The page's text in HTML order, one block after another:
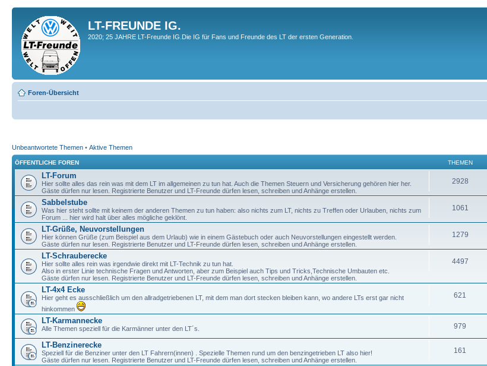
LT-FREUNDE IG.
2020; 25 JAHRE LT-Freunde IG.Die IG für Fans und Freunde des LT der ersten Generation.
Foren-Übersicht
Unbeantwortete Themen • Aktive Themen
ÖFFENTLICHE FOREN THEMEN
LT-Forum
Hier sollte alles das rein was mit dem LT im allgemeinen zu tun hat. Auch die Themen Steuern und Versicherung gehören hier her.
Gäste dürfen nur lesen. Registrierte Benutzer und LT-Freunde dürfen lesen, schreiben und Anhänge erstellen.
2928
Sabbelstube
Was hier steht sollte mit keinem der anderen Themen zu tun haben: also nichts zum LT, nichts zu Treffen oder Urlauben, nichts zum
Forum ... hier wird halt über alles mögliche geklönt.
1061
LT-Grüße, Neuvorstellungen
Hier können Grüße (zum Beispiel aus dem Urlaub) wie in einem Gästebuch oder auch Neuvorstellungen eingestellt werden.
Gäste dürfen nur lesen. Registrierte Benutzer und LT-Freunde dürfen lesen, schreiben und Anhänge erstellen.
1279
LT-Schrauberecke
Hier sollte alles rein was irgendwie direkt mit LT-Technik zu tun hat.
Also in erster Linie technische Fragen und Antworten, aber zum Beispiel auch Tips und Tricks,Technische Umbauten etc.
Gäste dürfen nur lesen. Registrierte Benutzer und LT-Freunde dürfen lesen, schreiben und Anhänge erstellen.
4497
LT-4x4 Ecke
Hier geht es ausschließlich um den allradgetriebenen LT, mit dem man dort stecken bleiben kann, wo andere LTs erst gar nicht
hinkommen
621
LT-Karmannecke
Alle Themen speziell für die Karmänner unter den LT´s. 979
LT-Benzinerecke
Speziell für die Benziner unter den LT Fahrern(innen) . Spezielle Themen rund um den benzingetrieben LT also hier!
Gäste dürfen nur lesen. Registrierte Benutzer und LT-Freunde dürfen lesen, schreiben und Anhänge erstellen.
161